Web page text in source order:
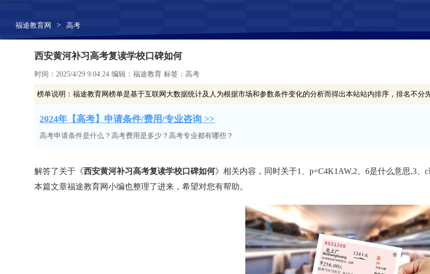
福途教育网 > 高考
西安黄河补习高考复读学校口碑如何
时间：2025/4/29 9:04:24 编辑：福途教育 标签：高考
榜单说明：福途教育网榜单是基于互联网大数据统计及人为根据市场和参数条件变化的分析而得出本站站内排序，排名不分
2024年【高考】申请条件/费用/专业咨询 >>
高考申请条件是什么？高考费用是多少？高考专业都有哪些？
解答了关于《西安黄河补习高考复读学校口碑如何》相关内容，同时关于1、p=C4K1AW,2、6是什么意思,3
本篇文章福途教育网小编也整理了进来，希望对您有帮助。